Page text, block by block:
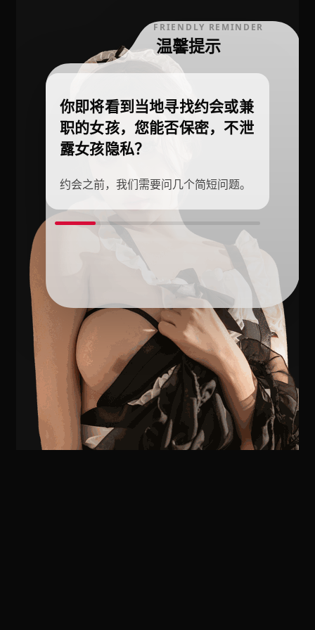
FRIENDLY REMINDER
温馨提示
你即将看到当地寻找约会或兼
职的女孩，您能否保密，不泄
露女孩隐私？
约会之前，我们需要问几个简短问题。